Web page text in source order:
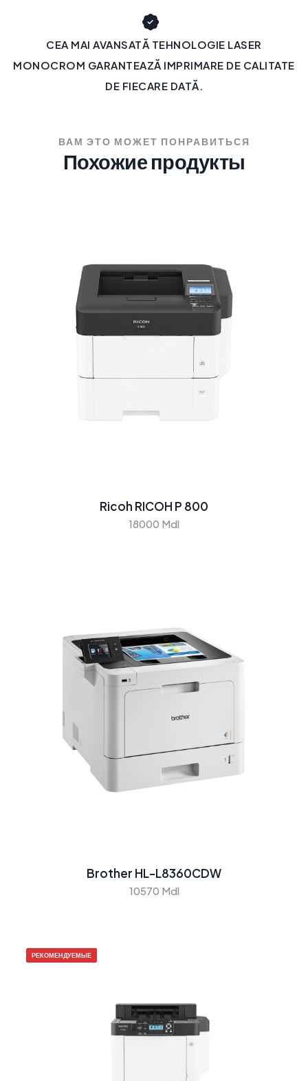
CEA MAI AVANSATĂ TEHNOLOGIE LASER
MONOCROM GARANTEAZĂ IMPRIMARE DE CALITATE
DE FIECARE DATĂ.
ВАМ ЭТО МОЖЕТ ПОНРАВИТЬСЯ
Похожие продукты
Ricoh RICOH P 800
18000 Mdl
Brother HL-L8360CDW
10570 Mdl
РЕКОМЕНДУЕМЫЕ